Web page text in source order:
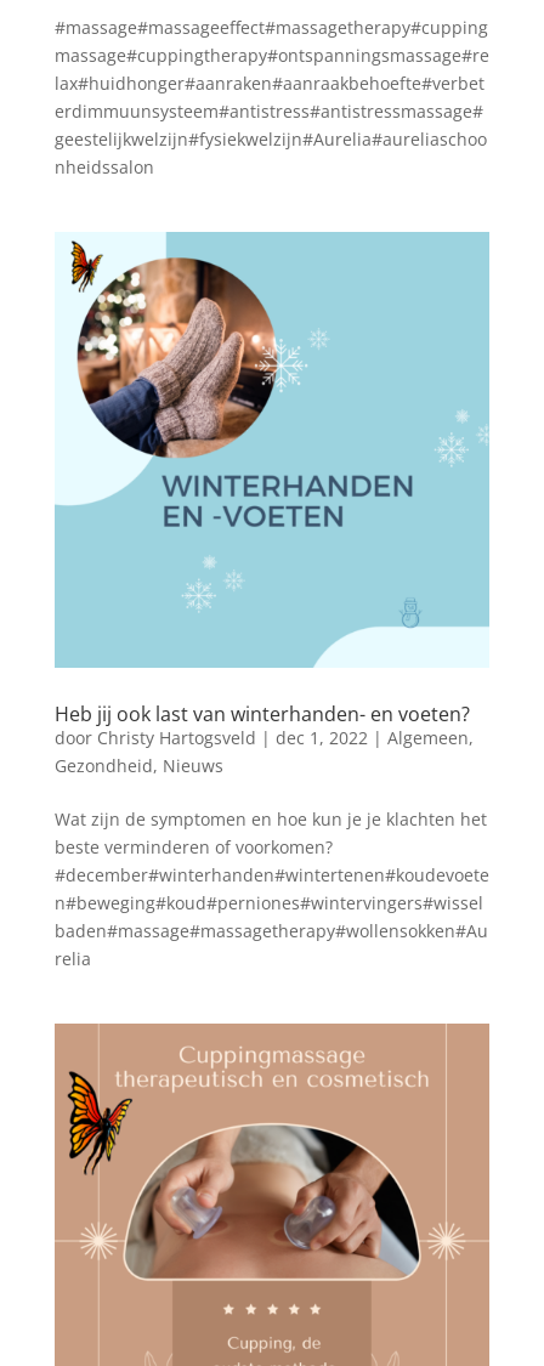
#massage#massageeffect#massagetherapy#cupping
massage#cuppingtherapy#ontspanningsmassage#re
lax#huidhonger#aanraken#aanraakbehoefte#verbet
erdimmuunsysteem#antistress#antistressmassage#
geestelijkwelzijn#fysiekwelzijn#Aurelia#aureliaschoo
nheidssalon
Heb jij ook last van winterhanden- en voeten?
door Christy Hartogsveld | dec 1, 2022 | Algemeen,
Gezondheid, Nieuws
Wat zijn de symptomen en hoe kun je je klachten het
beste verminderen of voorkomen?
#december#winterhanden#wintertenen#koudevoete
n#beweging#koud#perniones#wintervingers#wissel
baden#massage#massagetherapy#wollensokken#Au
relia